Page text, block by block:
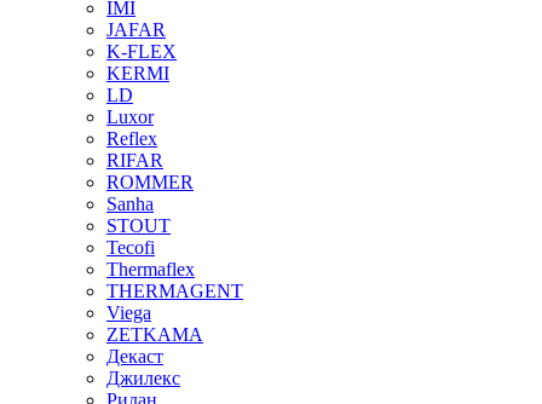
IMI
JAFAR
K-FLEX
KERMI
LD
Luxor
Reflex
RIFAR
ROMMER
Sanha
STOUT
Tecofi
Thermaflex
THERMAGENT
Viega
ZETKAMA
Декаст
Джилекс
Ридан